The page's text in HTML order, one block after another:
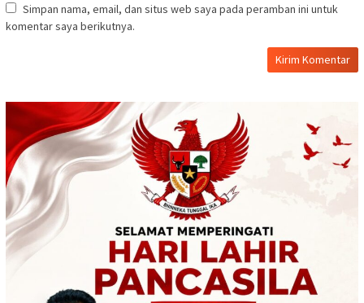
Simpan nama, email, dan situs web saya pada peramban ini untuk
komentar saya berikutnya.